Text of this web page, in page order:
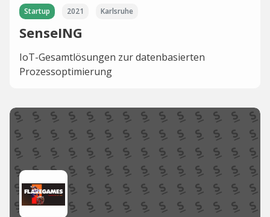
Startup 2021 Karlsruhe
SenseING
IoT-Gesamtlösungen zur datenbasierten
Prozessoptimierung